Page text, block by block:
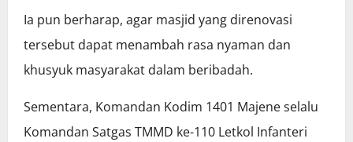
Ia pun berharap, agar masjid yang direnovasi
tersebut dapat menambah rasa nyaman dan
khusyuk masyarakat dalam beribadah.
Sementara, Komandan Kodim 1401 Majene selalu
Komandan Satgas TMMD ke-110 Letkol Infanteri